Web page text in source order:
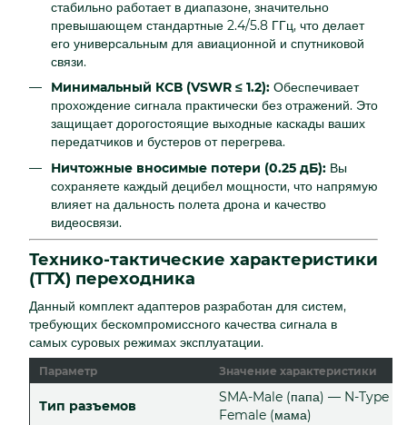
стабильно работает в диапазоне, значительно
превышающем стандартные 2.4/5.8 ГГц, что делает
его универсальным для авиационной и спутниковой
связи.
Минимальный КСВ (VSWR ≤ 1.2): Обеспечивает
прохождение сигнала практически без отражений. Это
защищает дорогостоящие выходные каскады ваших
передатчиков и бустеров от перегрева.
Ничтожные вносимые потери (0.25 дБ): Вы
сохраняете каждый децибел мощности, что напрямую
влияет на дальность полета дрона и качество
видеосвязи.
Технико-тактические характеристики
(ТТХ) переходника
Данный комплект адаптеров разработан для систем,
требующих бескомпромиссного качества сигнала в
самых суровых режимах эксплуатации.
Параметр Значение характеристики
Тип разъемов
SMA-Male (папа) — N-Type
Female (мама)